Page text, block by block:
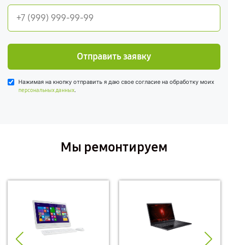
Отправить заявку
Нажимая на кнопку отправить я даю свое согласие на обработку моих
персональных данных.
Мы ремонтируем